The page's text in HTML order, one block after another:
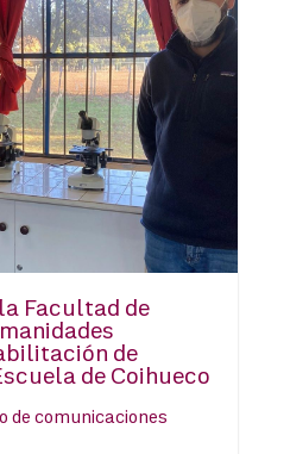
Facultad de
de
de Coihueco
de comunicaciones